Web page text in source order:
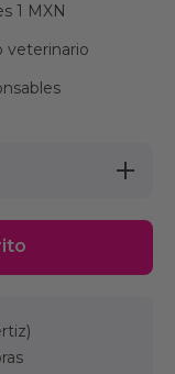
1 MXN
veterinario
Aumentar
cantidad
Carda
con